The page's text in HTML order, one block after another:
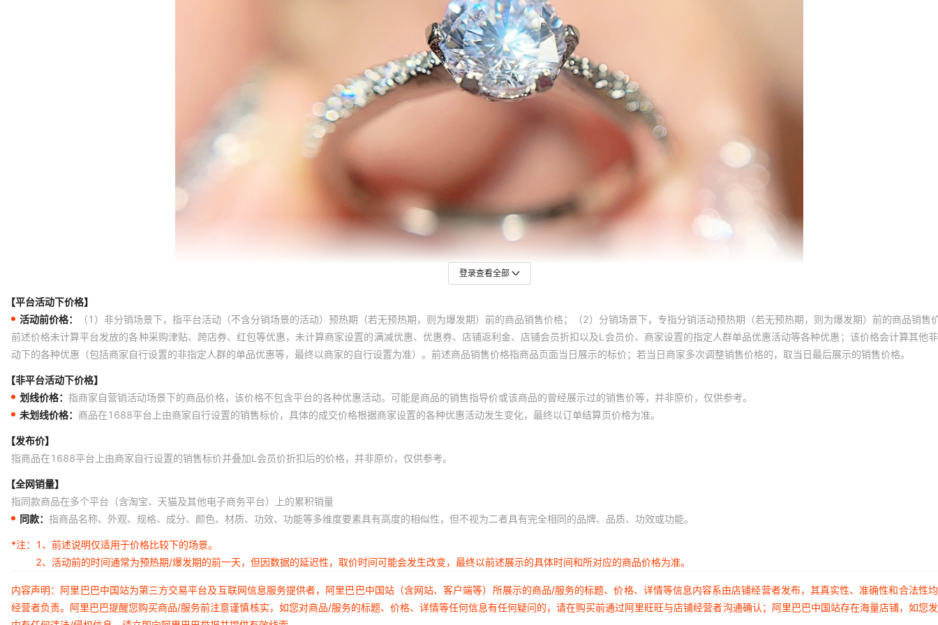
登录查看全部
【平台活动下价格】
活动前价格：
（1）非分销场景下，指平台活动（不含分销场景的活动）预热期（若无预热期，则为爆发期）前的商品销售价格；（2）分销场景下，专指分销活动预热期（若无预热期，则为爆发期）前的商品销售
前述价格未计算平台发放的各种采购津贴、跨店券、红包等优惠，未计算商家设置的满减优惠、优惠券、店铺返利金、店铺会员折扣以及L会员价、商家设置的指定人群单品优惠活动等各种优惠；该价格会计算其他
动下的各种优惠（包括商家自行设置的非指定人群的单品优惠等，最终以商家的自行设置为准）。前述商品销售价格指商品页面当日展示的标价；若当日商家多次调整销售价格的，取当日最后展示的销售价格。
【非平台活动下价格】
划线价格： 指商家自营销活动场景下的商品价格，该价格不包含平台的各种优惠活动。可能是商品的销售指导价或该商品的曾经展示过的销售价等，并非原价，仅供参考。
未划线价格： 商品在1688平台上由商家自行设置的销售标价，具体的成交价格根据商家设置的各种优惠活动发生变化，最终以订单结算页价格为准。
【发布价】
指商品在1688平台上由商家自行设置的销售标价并叠加L会员价折扣后的价格，并非原价，仅供参考。
【全网销量】
指同款商品在多个平台（含淘宝、天猫及其他电子商务平台）上的累积销量
同款： 指商品名称、外观、规格、成分、颜色、材质、功效、功能等多维度要素具有高度的相似性，但不视为二者具有完全相同的品牌、品质、功效或功能。
*注：
1、前述说明仅适用于价格比较下的场景。
2、活动前的时间通常为预热期/爆发期的前一天，但因数据的延迟性，取价时间可能会发生改变，最终以前述展示的具体时间和所对应的商品价格为准。
内容声明：阿里巴巴中国站为第三方交易平台及互联网信息服务提供者，阿里巴巴中国站（含网站、客户端等）所展示的商品/服务的标题、价格、详情等信息内容系由店铺经营者发布，其真实性、准确性和合法性
经营者负责。阿里巴巴提醒您购买商品/服务前注意谨慎核实，如您对商品/服务的标题、价格、详情等任何信息有任何疑问的，请在购买前通过阿里旺旺与店铺经营者沟通确认；阿里巴巴中国站存在海量店铺，如您